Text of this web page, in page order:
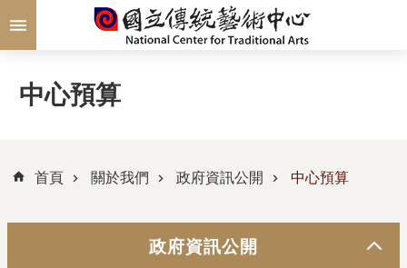
跳到主要內容區塊
中心預算
首頁 關於我們 政府資訊公開 中心預算
政府資訊公開